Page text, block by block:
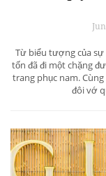
Từ biểu tượng của
tốn đã đi một chặng
trang phục nam.
đôi vớ